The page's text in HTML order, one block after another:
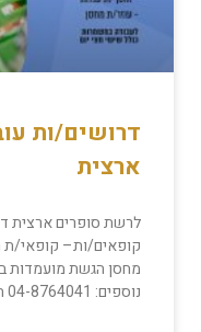
דרושים/ות
ארצית
לרשת סופרים ארצית
קופאים/ות– קופאי/
מחסן הגשת מועמדות
נוספים: 04-8764041 המודעות מתייחסות לגברים ונשים